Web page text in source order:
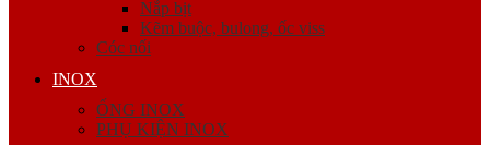
Nắp bịt
Kẽm buộc, bulong, ốc viss
Cóc nối
INOX
ỐNG INOX
PHỤ KIỆN INOX